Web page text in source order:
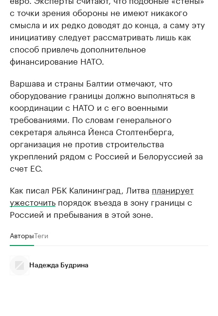
с точки зрения обороны не имеют никакого
смысла и их редко доводят до конца, а саму эту
инициативу следует рассматривать лишь как
способ привлечь дополнительное
финансирование НАТО.
Варшава и страны Балтии отмечают, что
оборудование границы должно выполняться в
координации с НАТО и с его военными
требованиями. По словам генерального
секретаря альянса Йенса Столтенберга,
организация не против строительства
укреплений рядом с Россией и Белоруссией за
счет ЕС.
Как писал РБК Калининград, Литва планирует
ужесточить порядок въезда в зону границы с
Россией и пребывания в этой зоне.
АвторыТеги
Надежда Будрина